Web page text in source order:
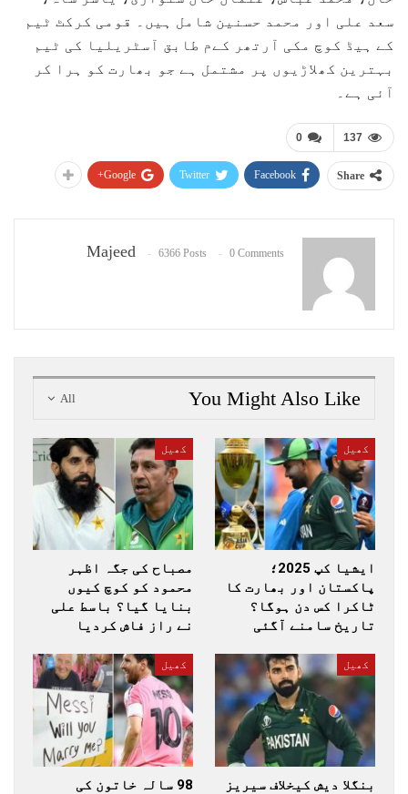
سعد علی اور محمد حسنین شامل ہیں۔ قومی کرکٹ ٹیم
کے ہیڈ کوچ مکی آرتھر کےم طابق آسٹریلیا کی ٹیم
بہترین کھلاڑیوں پر مشتمل ہے جو بھارت کو ہرا کر
آئی ہے۔
0 137
Share
Facebook
Twitter
Google+
Majeed 6366 Posts 0 Comments
All You Might Also Like
کھیل
ایشیا کپ 2025؛
پاکستان اور بھارت کا
ٹاکرا کس دن ہوگا؟
تاریخ سامنے آگئی
کھیل
مصباح کی جگہ اظہر
محمود کو کوچ کیوں
بنایا گیا؟ باسط علی
نے راز فاش کردیا
کھیل
بنگلا دیش کیخلاف سیریز
کھیل
98 سالہ خاتون کی